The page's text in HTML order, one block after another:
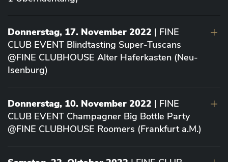
Donnerstag, 17. November 2022 | FINE
CLUB EVENT Blindtasting Super-Tuscans
@FINE CLUBHOUSE Alter Haferkasten (Neu-
Isenburg)
Donnerstag, 10. November 2022 | FINE
CLUB EVENT Champagner Big Bottle Party
@FINE CLUBHOUSE Roomers (Frankfurt a.M.)